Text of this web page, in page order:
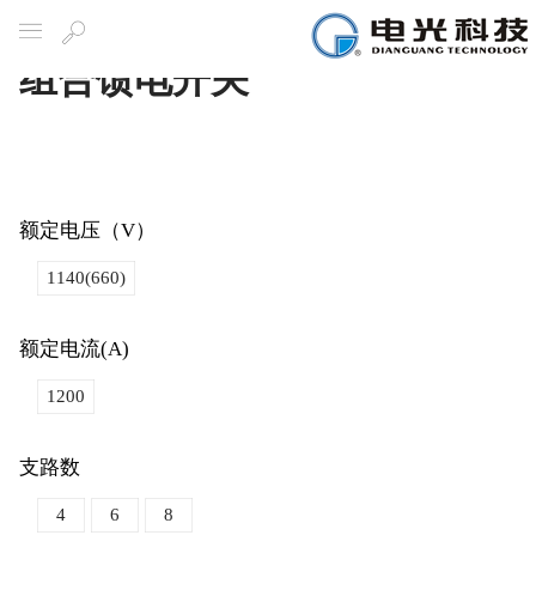
导航 搜
索
组合馈电开关
额定电压（V）
1140(660)
额定电流(A)
1200
支路数
4 6 8